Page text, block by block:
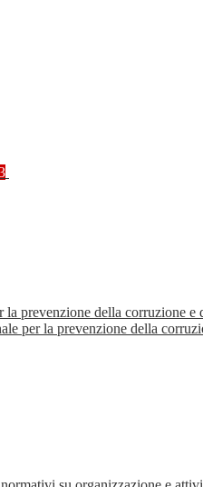
la prevenzione della corruzione e
per la prevenzione della